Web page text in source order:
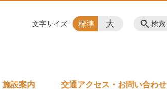
施設案内 交通アクセス・お問い合わせ
検索
文字サイズ 標準 大